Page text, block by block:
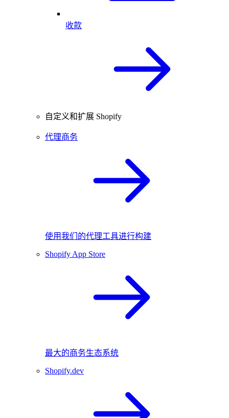
收款
自定义和扩展 Shopify
代理商务
使用我们的代理工具进行构建
Shopify App Store
最大的商务生态系统
Shopify.dev